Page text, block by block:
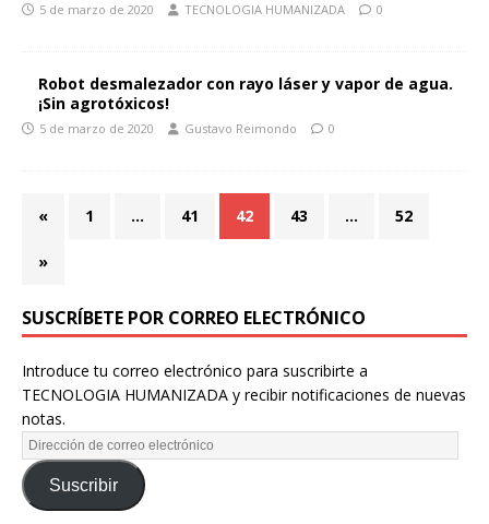
5 de marzo de 2020 TECNOLOGIA HUMANIZADA 0
Robot desmalezador con rayo láser y vapor de agua.
¡Sin agrotóxicos!
5 de marzo de 2020 Gustavo Reimondo 0
« 1 … 41 42 43 … 52
»
SUSCRÍBETE POR CORREO ELECTRÓNICO
Introduce tu correo electrónico para suscribirte a
TECNOLOGIA HUMANIZADA y recibir notificaciones de nuevas
notas.
Suscribir